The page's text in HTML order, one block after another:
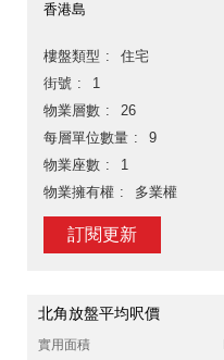
香港島
樓盤類型
住宅
街號
1
物業層數
26
每層單位數量
9
物業座數
1
物業擁有權
多業權
訂閱更新
北角放盤平均呎價
實用面積